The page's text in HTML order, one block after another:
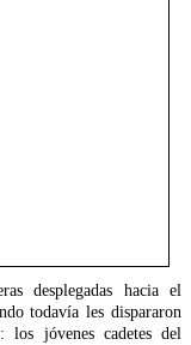
desplegadas hacia el
todavía les dispararon
los jóvenes cadetes del